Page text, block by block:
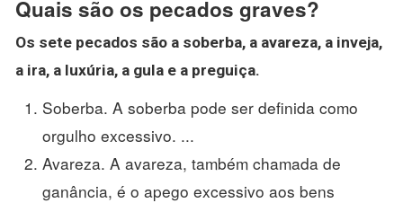
Quais são os pecados graves?
Os sete pecados são a soberba, a avareza, a inveja,
a ira, a luxúria, a gula e a preguiça.
Soberba. A soberba pode ser definida como
orgulho excessivo. ...
Avareza. A avareza, também chamada de
ganância, é o apego excessivo aos bens